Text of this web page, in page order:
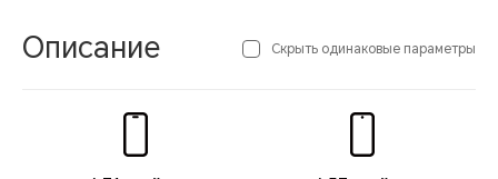
Описание Скрыть одинаковые параметры